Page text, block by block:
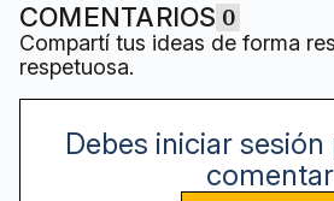
COMENTARIOS 0
Compartí tus ideas de forma
respetuosa.
Debes iniciar
comentar